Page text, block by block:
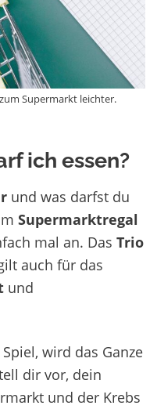
Supermarkt leichter.
ich essen?
und was darfst du
Supermarktregal
mal an. Das Trio
auch für das
und
wird das Ganze
dir vor, dein
und der Krebs